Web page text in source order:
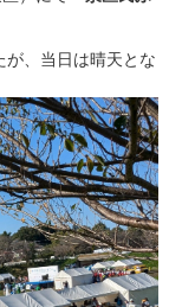
、当日は晴天とな